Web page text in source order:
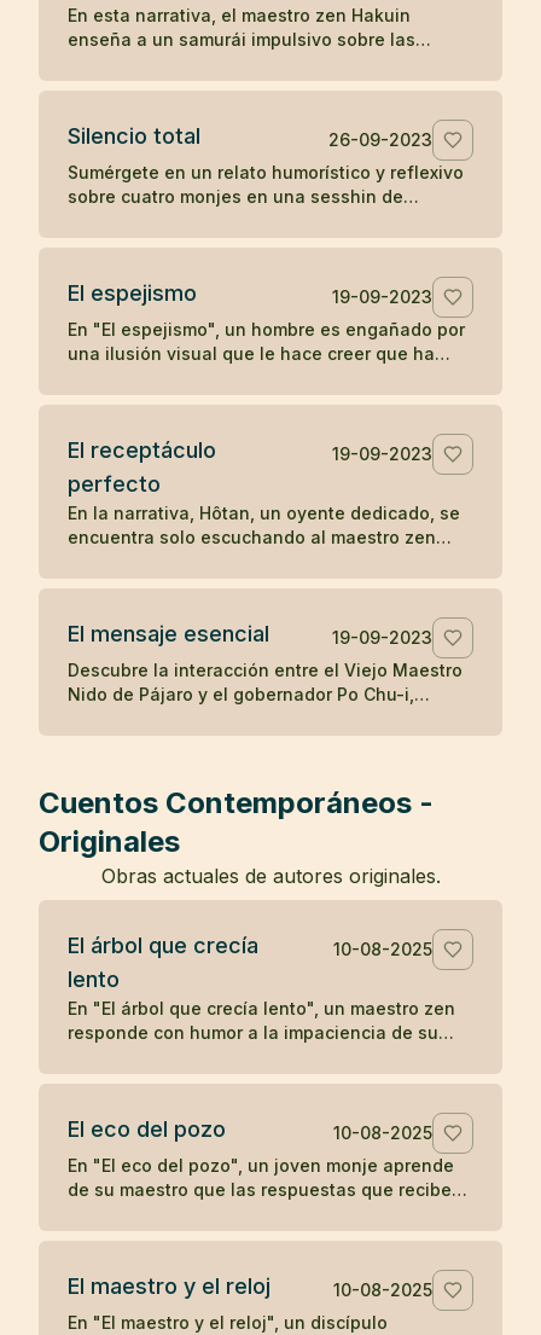
En esta narrativa, el maestro zen Hakuin
enseña a un samurái impulsivo sobre las
cómo nuestras reacciones y estados mentales
tormento.
Silencio total
26-09-2023
Sumérgete en un relato humorístico y reflexivo
sobre cuatro monjes en una sesshin de
apagada revelan ironías sobre la disciplina y el
El espejismo
19-09-2023
En "El espejismo", un hombre es engañado por
una ilusión visual que le hace creer que ha
desencadenando un dolor psicosomático. En
era solo el reflejo de un arco, desmitificando
su miedo y recuperando su salud. La narrativa
destaca cómo la mente puede ser engañada
por percepciones erróneas, y cómo el
reconocimiento de la realidad puede aliviar los
El receptáculo
perfecto
19-09-2023
En la narrativa, Hôtan, un oyente dedicado, se
encuentra solo escuchando al maestro zen
tiempo. Al enfrentar la renuencia del maestro a
audiencia para ilustrar que solo él valora y
comprende la enseñanza del maestro, mientras
que los demás asistentes eran igual de vacíos
en comprensión como las muñecas, resaltando
El mensaje esencial
19-09-2023
Descubre la interacción entre el Viejo Maestro
Nido de Pájaro y el gobernador Po Chu-i,
enseñanza budista de hacer el bien y cultivar
estas verdades.
Cuentos Contemporáneos -
Originales
Obras actuales de autores originales.
El árbol que crecía
lento
10-08-2025
En "El árbol que crecía lento", un maestro zen
responde con humor a la impaciencia de su
verdadero no se apresura.
El eco del pozo
10-08-2025
En "El eco del pozo", un joven monje aprende
de su maestro que las respuestas que recibe
ilustrando la enseñanza zen de que nuestra
nuestro propio corazón.
El maestro y el reloj
10-08-2025
En "El maestro y el reloj", un discípulo